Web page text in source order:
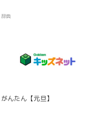
辞典
がんたん【元旦】